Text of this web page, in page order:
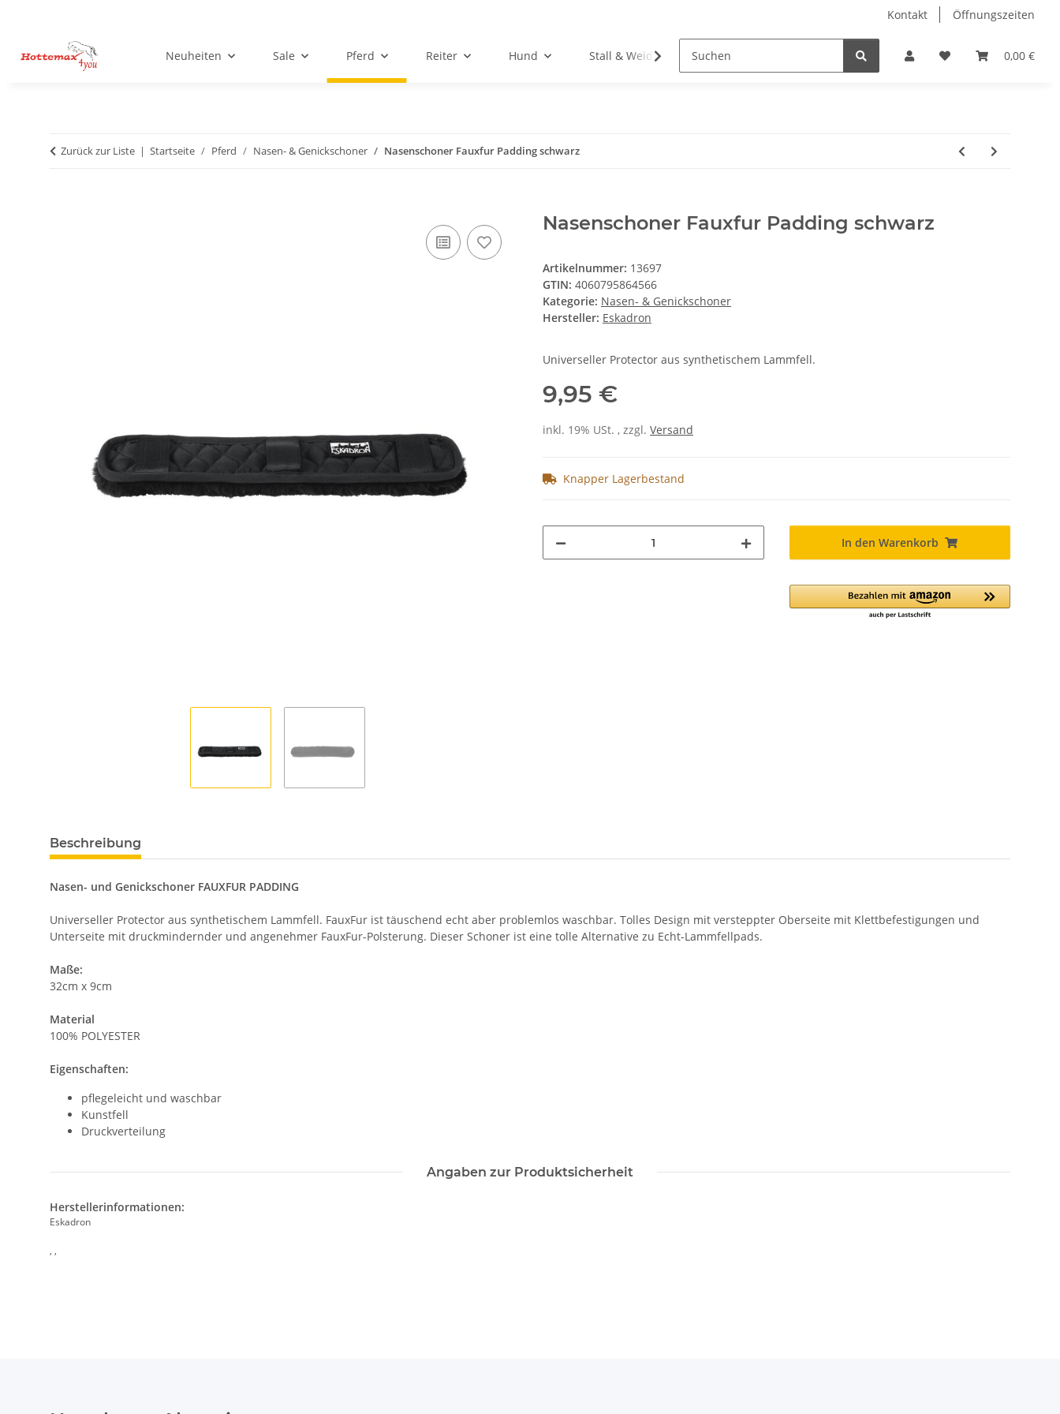
Kontakt Öffnungszeiten
0,00 €
Neuheiten Sale Pferd Reiter Hund Stall & Weide Hobby Horse Dienstleistungen Geschenkartikel &
Zurück zur Liste Startseite Pferd Nasen- & Genickschoner Nasenschoner Fauxfur Padding schwarz
Nasenschoner Fauxfur Padding schwarz
Artikelnummer: 13697
GTIN: 4060795864566
Kategorie: Nasen- & Genickschoner
Hersteller: Eskadron
Universeller Protector aus synthetischem Lammfell.
9,95 €
inkl. 19% USt. , zzgl. Versand
Knapper Lagerbestand
In den Warenkorb
Beschreibung
Nasen- und Genickschoner FAUXFUR PADDING
Universeller Protector aus synthetischem Lammfell. FauxFur ist täuschend echt aber problemlos waschbar. Tolles Design mit versteppter Oberseite mit Klettbefestigungen und
Unterseite mit druckmindernder und angenehmer FauxFur-Polsterung. Dieser Schoner ist eine tolle Alternative zu Echt-Lammfellpads.
Maße:
32cm x 9cm
Material
100% POLYESTER
Eigenschaften:
pflegeleicht und waschbar
Kunstfell
Druckverteilung
Angaben zur Produktsicherheit
Herstellerinformationen:
Eskadron
, ,